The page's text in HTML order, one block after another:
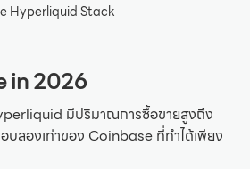
Hyperliquid Stack
in 2026
มีปริมาณการซื้อขายสูงถึง
บสองเท่าของ Coinbase ที่ทำได้เพียง